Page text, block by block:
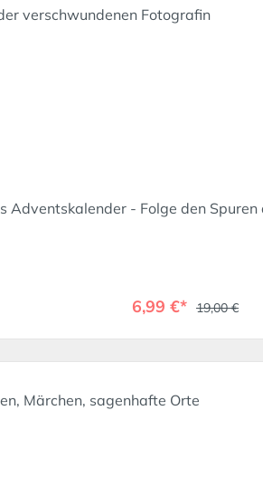
Adventskalender - Folge den
6,99 €* 19,00 €